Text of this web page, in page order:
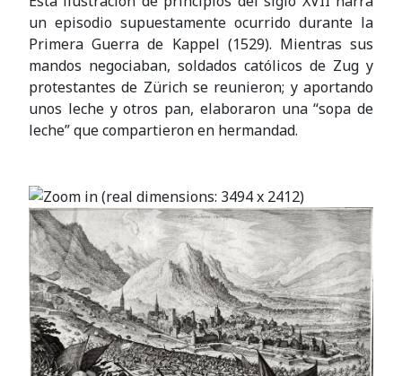
un episodio supuestamente ocurrido durante la
Primera Guerra de Kappel (1529). Mientras sus
mandos negociaban, soldados católicos de Zug y
protestantes de Zürich se reunieron; y aportando
unos leche y otros pan, elaboraron una “sopa de
leche” que compartieron en hermandad.